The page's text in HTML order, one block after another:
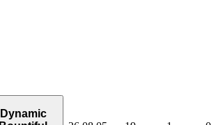
Dynamic